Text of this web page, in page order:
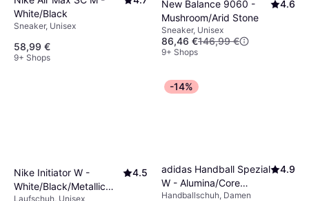
White/Black
Sneaker, Unisex
58,99 €
9+ Shops
New Balance 9060 -
Mushroom/Arid Stone
4.6
Sneaker, Unisex
86,46 €146,99 €
9+ Shops
Nike Initiator W -
White/Black/Metallic
4.5
Laufschuh, Unisex
-14%
adidas Handball Spezial
W - Alumina/Core
Black/Cloud White
4.9
Handballschuh, Damen